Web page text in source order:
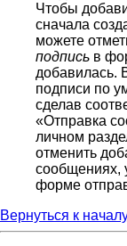
Чтобы
сначала
можете
подпись в
добавилась.
подписи по
сделав
«Отправка
личном
отменить
сообщениях,
форме
Вернуться к